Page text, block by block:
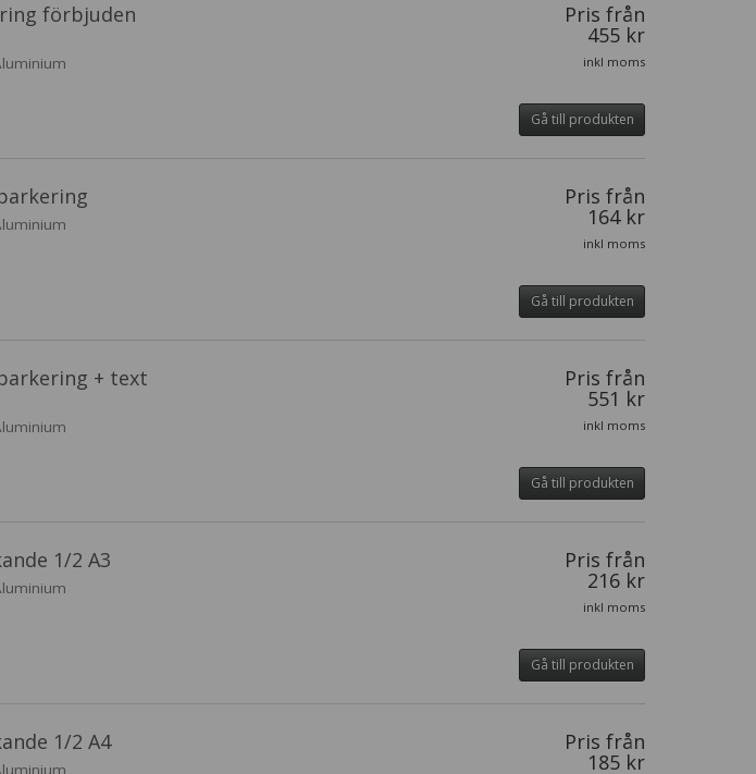
förbjuden Pris från
455 kr
inkl moms
Gå till produkten
Pris från
164 kr
inkl moms
Gå till produkten
+ text Pris från
551 kr
inkl moms
Gå till produkten
1/2 A3 Pris från
216 kr
inkl moms
Gå till produkten
1/2 A4 Pris från
185 kr